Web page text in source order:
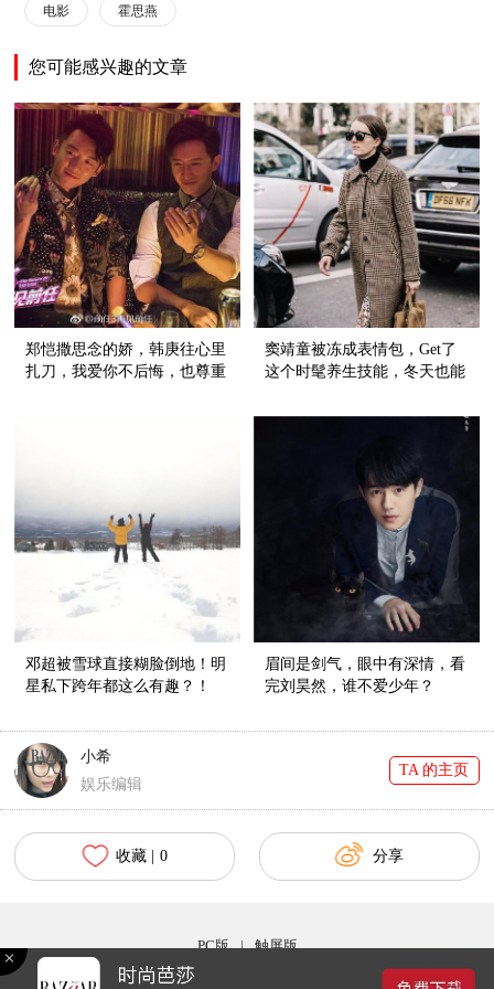
电影 霍思燕
您可能感兴趣的文章
郑恺撒思念的娇，韩庚往心里
扎刀，我爱你不后悔，也尊重
窦靖童被冻成表情包，Get了
这个时髦养生技能，冬天也能
邓超被雪球直接糊脸倒地！明
星私下跨年都这么有趣？！
眉间是剑气，眼中有深情，看
完刘昊然，谁不爱少年？
小希
娱乐编辑
TA 的主页
收藏 | 0 分享
PC版 | 触屏版
Copyright © 2017 bazaar.com.cn 北京时尚在线网络服务有限公司 京ICP备030044号